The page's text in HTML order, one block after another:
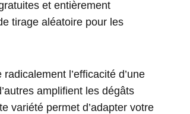
et entièrement
tirage aléatoire pour les
l’efficacité d’une
amplifient les dégâts
variété permet d’adapter votre